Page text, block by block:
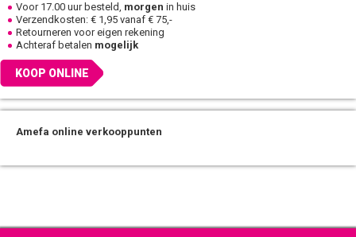
Voor 17.00 uur besteld, morgen in huis
Verzendkosten: € 1,95 vanaf € 75,-
Retourneren voor eigen rekening
Achteraf betalen mogelijk
KOOP ONLINE
Amefa online verkooppunten